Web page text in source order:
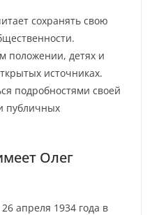
сохранять свою
положении, детях и
источниках.
подробностями своей
публичных
Олег
апреля 1934 года в